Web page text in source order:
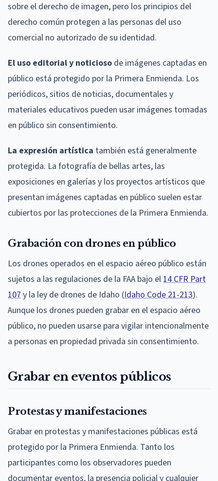
sobre el derecho de imagen, pero los principios del
derecho común protegen a las personas del uso
comercial no autorizado de su identidad.
El uso editorial y noticioso de imágenes captadas en
público está protegido por la Primera Enmienda. Los
periódicos, sitios de noticias, documentales y
materiales educativos pueden usar imágenes tomadas
en público sin consentimiento.
La expresión artística también está generalmente
protegida. La fotografía de bellas artes, las
exposiciones en galerías y los proyectos artísticos que
presentan imágenes captadas en público suelen estar
cubiertos por las protecciones de la Primera Enmienda.
Grabación con drones en público
Los drones operados en el espacio aéreo público están
sujetos a las regulaciones de la FAA bajo el14 CFR Part
107y la ley de drones de Idaho (Idaho Code 21-213).
Aunque los drones pueden grabar en el espacio aéreo
público, no pueden usarse para vigilar intencionalmente
a personas en propiedad privada sin consentimiento.
Grabar en eventos públicos
Protestas y manifestaciones
Grabar en protestas y manifestaciones públicas está
protegido por la Primera Enmienda. Tanto los
participantes como los observadores pueden
documentar eventos, la presencia policial y cualquier